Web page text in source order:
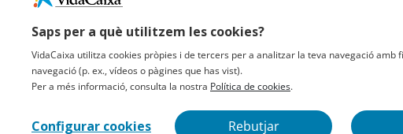
Saps per a què utilitzem les cookies?
VidaCaixa utilitza cookies pròpies i de tercers per a analitzar la teva navegació
navegació (p. ex., vídeos o pàgines que has vist).
Per a més informació, consulta la nostra Política de cookies.
Configurar cookies Rebutjar
Informació Legal Sobre VidaCaixa, S.A.Avís LegalPrivacidadPolítica De